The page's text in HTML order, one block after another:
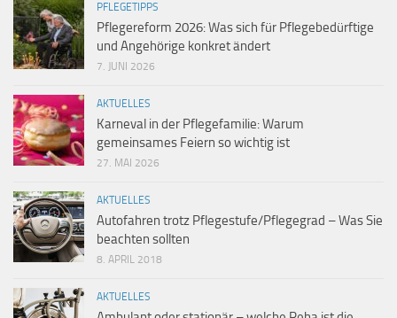
PFLEGETIPPS
Pflegereform 2026: Was sich für Pflegebedürftige
und Angehörige konkret ändert
7. JUNI 2026
AKTUELLES
Karneval in der Pflegefamilie: Warum
gemeinsames Feiern so wichtig ist
27. MAI 2026
AKTUELLES
Autofahren trotz Pflegestufe/Pflegegrad – Was Sie
beachten sollten
8. APRIL 2018
AKTUELLES